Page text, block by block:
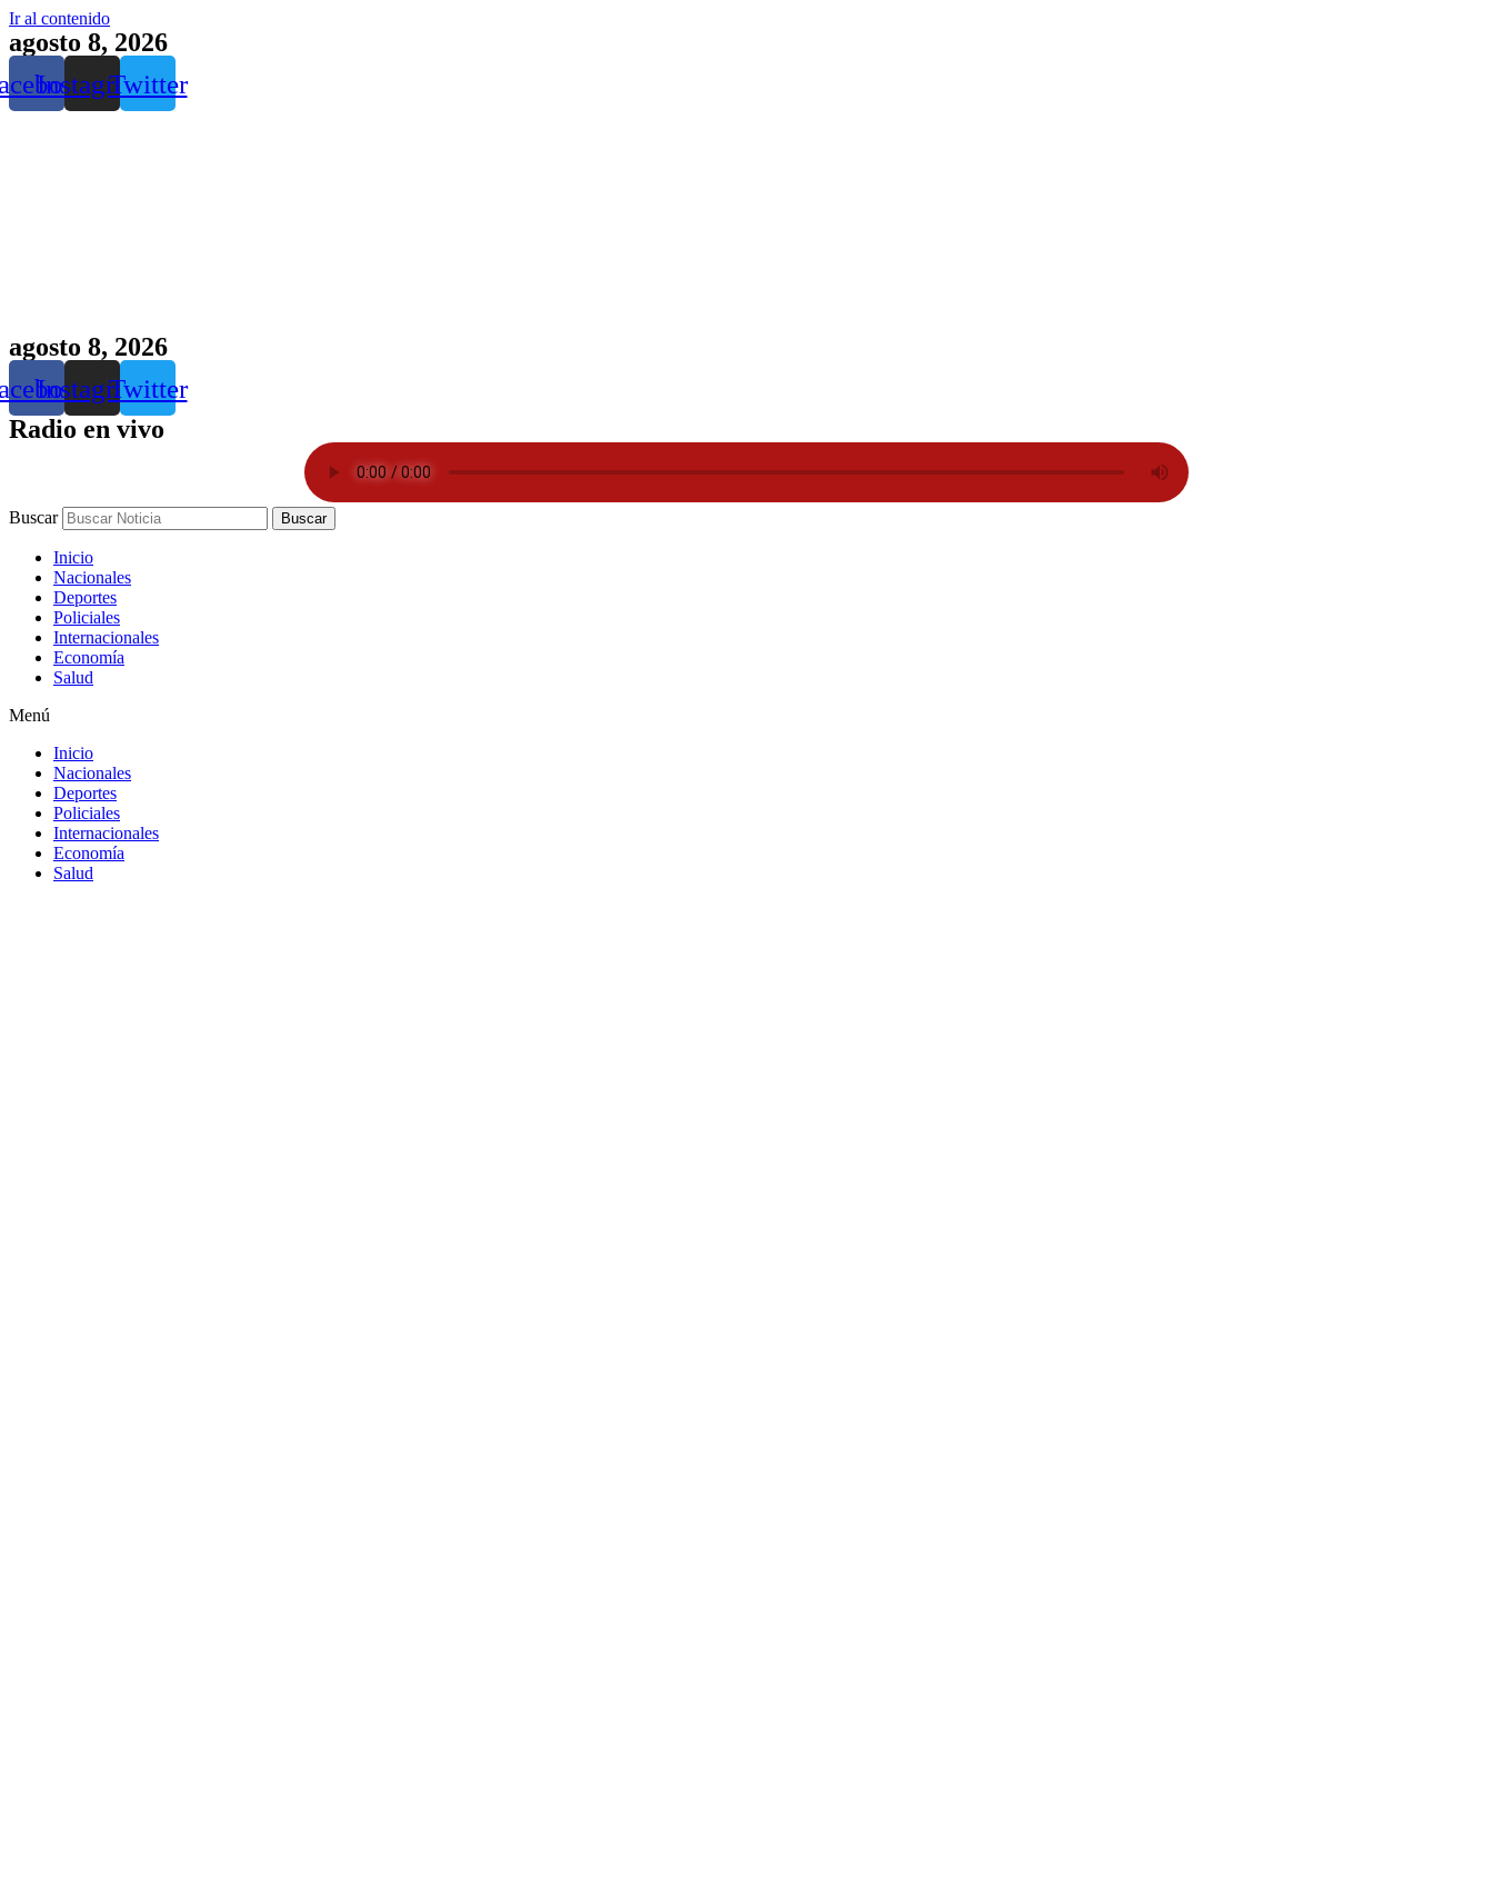
Ir al contenido
agosto 8, 2026
InstagramTwitter
agosto 8, 2026
InstagramTwitter
Radio en vivo
Buscar Buscar
Inicio
Nacionales
Deportes
Policiales
Internacionales
Economía
Salud
Menú
Inicio
Nacionales
Deportes
Policiales
Internacionales
Economía
Salud